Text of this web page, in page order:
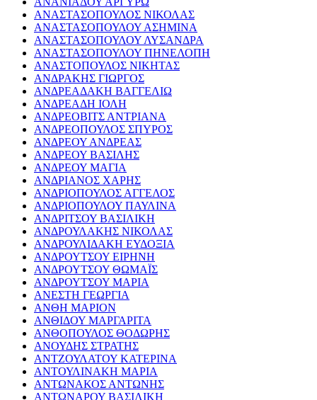
ΑΝΑΣΤΑΣΟΠΟΥΛΟΣ ΝΙΚΟΛΑΣ
ΑΝΑΣΤΑΣΟΠΟΥΛΟΥ ΑΣΗΜΙΝΑ
ΑΝΑΣΤΑΣΟΠΟΥΛΟΥ ΛΥΣΑΝΔΡΑ
ΑΝΑΣΤΑΣΟΠΟΥΛΟΥ ΠΗΝΕΛΟΠΗ
ΑΝΑΣΤΟΠΟΥΛΟΣ ΝΙΚΗΤΑΣ
ΑΝΔΡΑΚΗΣ ΓΙΩΡΓΟΣ
ΑΝΔΡΕΑΔΑΚΗ ΒΑΓΓΕΛΙΩ
ΑΝΔΡΕΑΔΗ ΙΟΛΗ
ΑΝΔΡΕΟΒΙΤΣ ΑΝΤΡΙΑΝΑ
ΑΝΔΡΕΟΠΟΥΛΟΣ ΣΠΥΡΟΣ
ΑΝΔΡΕΟΥ ΑΝΔΡΕΑΣ
ΑΝΔΡΕΟΥ ΒΑΣΙΛΗΣ
ΑΝΔΡΕΟΥ ΜΑΓΙΑ
ΑΝΔΡΙΑΝΟΣ ΧΑΡΗΣ
ΑΝΔΡΙΟΠΟΥΛΟΣ ΑΓΓΕΛΟΣ
ΑΝΔΡΙΟΠΟΥΛΟΥ ΠΑΥΛΙΝΑ
ΑΝΔΡΙΤΣΟΥ ΒΑΣΙΛΙΚΗ
ΑΝΔΡΟΥΛΑΚΗΣ ΝΙΚΟΛΑΣ
ΑΝΔΡΟΥΛΙΔΑΚΗ ΕΥΔΟΞΙΑ
ΑΝΔΡΟΥΤΣΟΥ ΕΙΡΗΝΗ
ΑΝΔΡΟΥΤΣΟΥ ΘΩΜΑΪΣ
ΑΝΔΡΟΥΤΣΟΥ ΜΑΡΙΑ
ΑΝΕΣΤΗ ΓΕΩΡΓΙΑ
ΑΝΘΗ ΜΑΡΙΟΝ
ΑΝΘΙΔΟΥ ΜΑΡΓΑΡΙΤΑ
ΑΝΘΟΠΟΥΛΟΣ ΘΟΔΩΡΗΣ
ΑΝΟΥΔΗΣ ΣΤΡΑΤΗΣ
ΑΝΤΖΟΥΛΑΤΟΥ ΚΑΤΕΡΙΝΑ
ΑΝΤΟΥΛΙΝΑΚΗ ΜΑΡΙΑ
ΑΝΤΩΝΑΚΟΣ ΑΝΤΩΝΗΣ
ΑΝΤΩΝΑΡΟΥ ΒΑΣΙΛΙΚΗ